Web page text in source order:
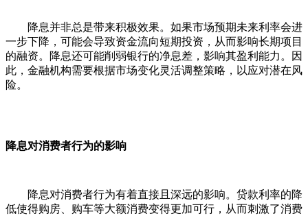
降息并非总是带来积极效果。如果市场预期未来利率会进
一步下降，可能会导致资金流向短期投资，从而影响长期项目
的融资。降息还可能削弱银行的净息差，影响其盈利能力。因
此，金融机构需要根据市场变化灵活调整策略，以应对潜在风
险。
降息对消费者行为的影响
降息对消费者行为有着直接且深远的影响。贷款利率的降
低使得购房、购车等大额消费变得更加可行，从而刺激了消费